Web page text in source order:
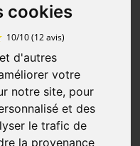
cookies
10 /10 (12 avis)
d'autres
votre
notre site, pour
et des
le trafic de
la provenance